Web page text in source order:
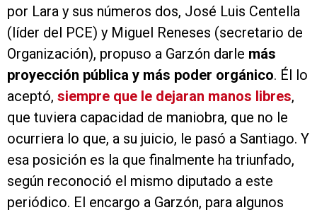
por Lara y sus números dos, José Luis Centella
(líder del PCE) y Miguel Reneses (secretario de
Organización), propuso a Garzón darle más
proyección pública y más poder orgánico. Él lo
aceptó, siempre que le dejaran manos libres,
que tuviera capacidad de maniobra, que no le
ocurriera lo que, a su juicio, le pasó a Santiago. Y
esa posición es la que finalmente ha triunfado,
según reconoció el mismo diputado a este
periódico. El encargo a Garzón, para algunos